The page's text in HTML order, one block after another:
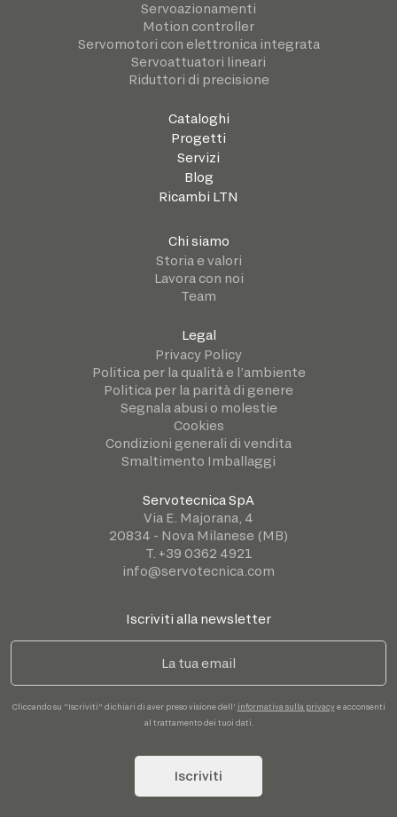
Servoazionamenti
Motion controller
Servomotori con elettronica integrata
Servoattuatori lineari
Riduttori di precisione
Cataloghi
Progetti
Servizi
Blog
Ricambi LTN
Chi siamo
Storia e valori
Lavora con noi
Team
Legal
Privacy Policy
Politica per la qualità e l’ambiente
Politica per la parità di genere
Segnala abusi o molestie
Cookies
Condizioni generali di vendita
Smaltimento Imballaggi
Servotecnica SpA
Via E. Majorana, 4
20834 - Nova Milanese (MB)
T. +39 0362 4921
info@servotecnica.com
Iscriviti alla newsletter
Cliccando su "Iscriviti" dichiari di aver preso visione dell' informativa sulla privacye acconsenti
al trattamento dei tuoi dati.
Iscriviti